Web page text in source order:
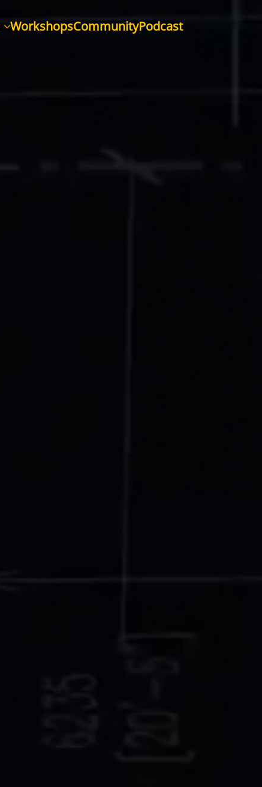
WorkshopsCommunityPodcast